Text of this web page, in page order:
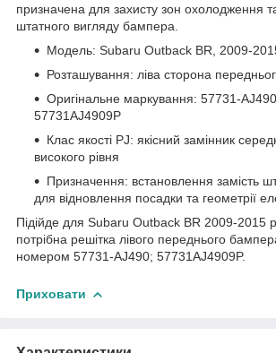
призначена для захисту зон охолодження
штатного вигляду бампера.
Модель: Subaru Outback BR, 2009-
Розташування: ліва сторона
Оригінальне маркування: 57731-
57731AJ4909P
Клас якості PJ: якісний замінник
високого рівня
Призначення: встановлення замість
для відновлення посадки та геометрії
Підійде для Subaru Outback BR 2009-2015
потрібна решітка лівого переднього
номером 57731-AJ490; 57731AJ4909P.
Приховати